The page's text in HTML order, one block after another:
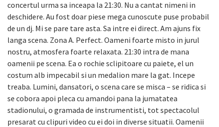
concertul urma sa inceapa la 21:30. Nu a cantat nimeni in
deschidere. Au fost doar piese mega cunoscute puse probabil
de un dj. Mi se pare tare asta. Sa intre ei direct. Am ajuns fix
langa scena. Zona A. Perfect. Oameni foarte misto in jurul
nostru, atmosfera foarte relaxata. 21:30 intra de mana
oamenii pe scena. Ea o rochie sclipitoare cu paiete, el un
costum alb impecabil si un medalion mare la gat. Incepe
treaba. Lumini, dansatori, o scena care se misca – se ridica si
se cobora apoi pleca cu amandoi pana la jumatatea
stadionului, o gramada de instrumentisti, tot spectacolul
presarat cu clipuri video cu ei doi in diverse situatii. Oamenii